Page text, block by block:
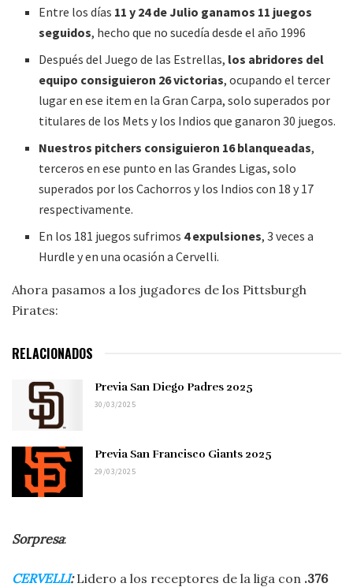
Entre los días 11 y 24 de Julio ganamos 11 juegos
seguidos, hecho que no sucedía desde el año 1996
Después del Juego de las Estrellas, los abridores del
equipo consiguieron 26 victorias, ocupando el tercer
lugar en ese item en la Gran Carpa, solo superados por
titulares de los Mets y los Indios que ganaron 30 juegos.
Nuestros pitchers consiguieron 16 blanqueadas,
terceros en ese punto en las Grandes Ligas, solo
superados por los Cachorros y los Indios con 18 y 17
respectivamente.
En los 181 juegos sufrimos 4 expulsiones, 3 veces a
Hurdle y en una ocasión a Cervelli.
Ahora pasamos a los jugadores de los Pittsburgh
Pirates:
RELACIONADOS
Previa San Diego Padres 2025
30/03/2025
Previa San Francisco Giants 2025
29/03/2025
Sorpresa:
CERVELLI:Lidero a los receptores de la liga con .376